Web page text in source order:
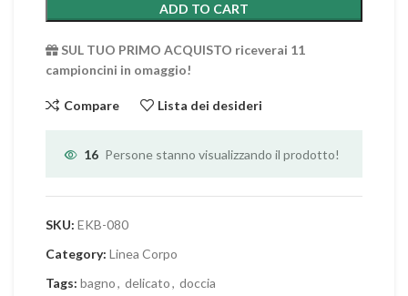
ADD TO CART
SUL TUO PRIMO ACQUISTO riceverai 11
campioncini in omaggio!
Compare Lista dei desideri
16 Persone stanno visualizzando il prodotto!
SKU: EKB-080
Category: Linea Corpo
Tags: bagno, delicato, doccia